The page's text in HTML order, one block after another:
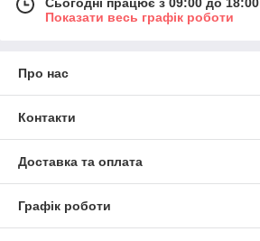
Сьогодні працює з 09:00 до 18:00
Показати весь графік роботи
Про нас
Контакти
Доставка та оплата
Графік роботи